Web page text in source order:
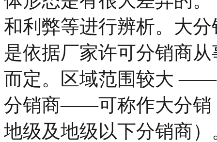
和利弊等进行辨析。大
是依据厂家许可分销商
而定。区域范围较大 ——
分销商——可称作大分销
地级及地级以下分销商